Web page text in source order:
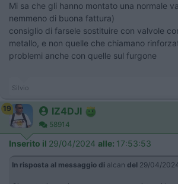
Mi sa che gli hanno montato una normale
nemmeno di buona fattura)
consiglio di farsele sostituire con valvole
metallo, e non quelle che chiamano
problemi anche con quelle sul furgone
Silvio
19 IZ4DJI
58914
Inserito il 29/04/2024 alle: 17:53:53
In risposta al messaggio di alcan del 29/04/